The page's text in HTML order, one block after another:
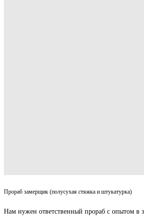
Прораб замерщик (полусухая стяжка и штукатурка)
Нам нужен ответственный прораб с опытом в